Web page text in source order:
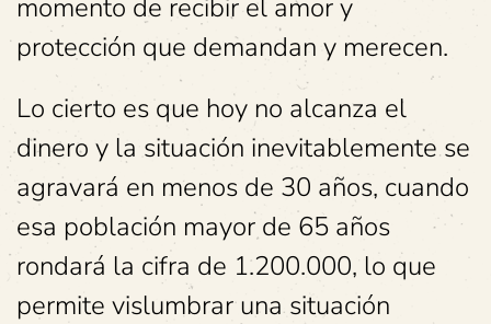
momento de recibir el amor y
protección que demandan y merecen.
Lo cierto es que hoy no alcanza el
dinero y la situación inevitablemente se
agravará en menos de 30 años, cuando
esa población mayor de 65 años
rondará la cifra de 1.200.000, lo que
permite vislumbrar una situación